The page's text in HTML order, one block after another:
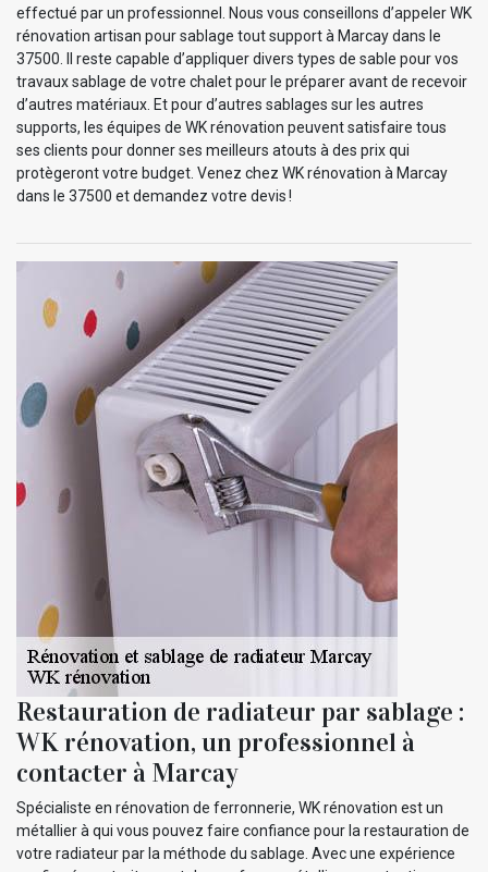
effectué par un professionnel. Nous vous conseillons d’appeler WK
rénovation artisan pour sablage tout support à Marcay dans le
37500. Il reste capable d’appliquer divers types de sable pour vos
travaux sablage de votre chalet pour le préparer avant de recevoir
d’autres matériaux. Et pour d’autres sablages sur les autres
supports, les équipes de WK rénovation peuvent satisfaire tous
ses clients pour donner ses meilleurs atouts à des prix qui
protègeront votre budget. Venez chez WK rénovation à Marcay
dans le 37500 et demandez votre devis !
Restauration de radiateur par sablage :
WK rénovation, un professionnel à
contacter à Marcay
Spécialiste en rénovation de ferronnerie, WK rénovation est un
métallier à qui vous pouvez faire confiance pour la restauration de
votre radiateur par la méthode du sablage. Avec une expérience